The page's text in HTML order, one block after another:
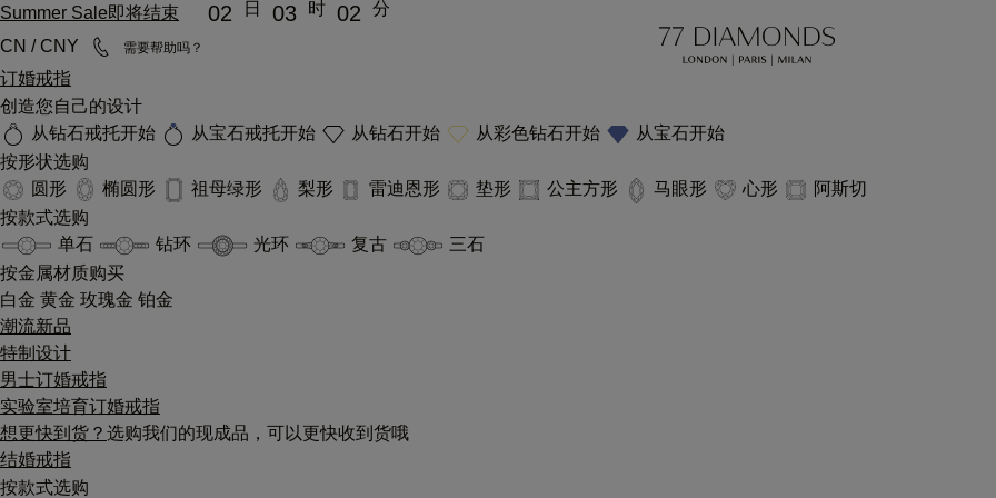
Summer Sale即将结束 02 日 03 时 02
分
CN / CNY
需要帮助吗？
订婚戒指
创造您自己的设计
从钻石戒托开始
从宝石戒托开始 从钻石开始 从彩色钻石开始
从宝石开始
按形状选购
圆形
椭圆形 祖母绿形 梨形 雷迪恩形 垫形 公主方形 马眼形 心形
阿斯切
按款式选购
单石
钻环 光环 复古
三石
按金属材质购买
白金 黄金 玫瑰金 铂金
潮流新品
特制设计
男士订婚戒指
实验室培育订婚戒指
想更快到货？ 选购我们的现成品，可以更快收到货哦
结婚戒指
按款式选购